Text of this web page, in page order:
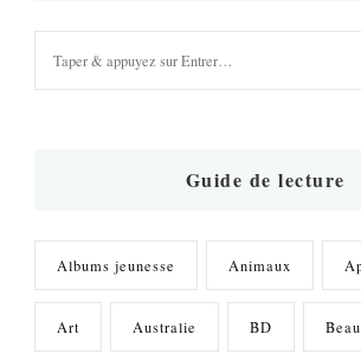
Guide de lecture
Albums jeunesse Animaux
Art Australie BD